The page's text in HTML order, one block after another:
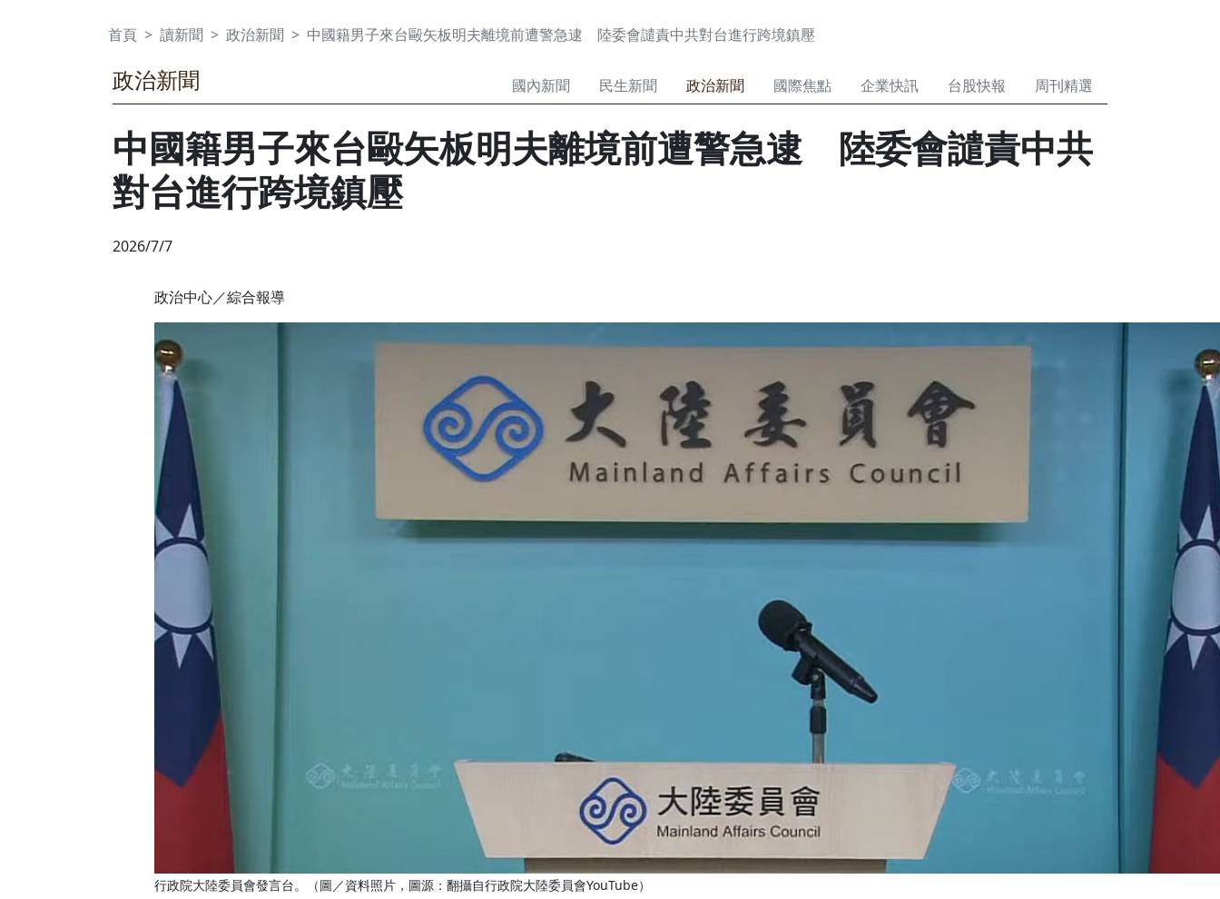
首頁 讀新聞 政治新聞 中國籍男子來台毆矢板明夫離境前遭警急逮 陸委會譴責中共對台進行跨境鎮壓
政治新聞 國內新聞 民生新聞 政治新聞 國際焦點 企業快訊 台股快報 周刊精選
中國籍男子來台毆矢板明夫離境前遭警急逮 陸委會譴責中共
對台進行跨境鎮壓
2026/7/7
政治中心／綜合報導
行政院大陸委員會發言台。（圖／資料照片，圖源：翻攝自行政院大陸委員會YouTube）